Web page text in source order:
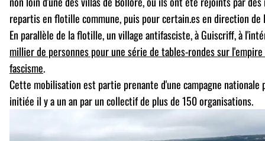
repartis en flotille commune, puis pour certain.es en direction de
En parallèle de la flotille, un village antifasciste, à Guiscriff, à
millier de personnes pour une série de tables-rondes sur
fascisme.
Cette mobilisation est partie prenante d'une campagne
initiée il y a un an par un collectif de plus de 150 organisations.